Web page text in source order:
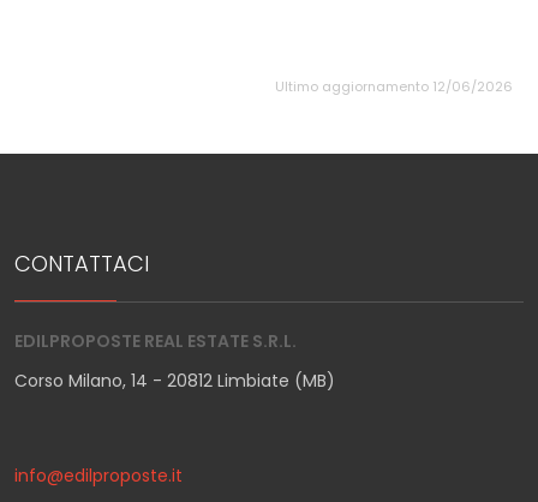
Ultimo aggiornamento 12/06/2026
CONTATTACI
EDILPROPOSTE REAL ESTATE S.R.L.
Corso Milano, 14 - 20812 Limbiate (MB)
info@edilproposte.it